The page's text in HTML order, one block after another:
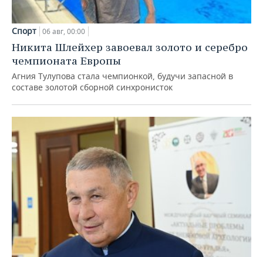
Спорт 06 авг, 00:00
Никита Шлейхер завоевал золото и серебро
чемпионата Европы
Агния Тулупова стала чемпионкой, будучи запасной в
составе золотой сборной синхронисток